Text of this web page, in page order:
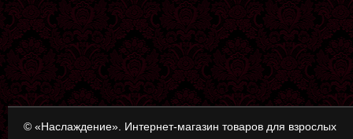
© «Наслаждение». Интернет-магазин товаров для взрослых